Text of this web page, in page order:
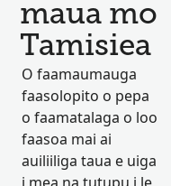
maua mo
Tamisiea
O faamaumauga
faasolopito o pepa
o faamatalaga o loo
faasoa mai ai
auiliiliga taua e uiga